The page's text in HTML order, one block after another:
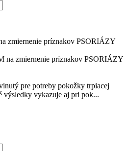
zmiernenie príznakov PSORIÁZY
pre potreby pokožky trpiacej
výsledky vykazuje aj pri pok...